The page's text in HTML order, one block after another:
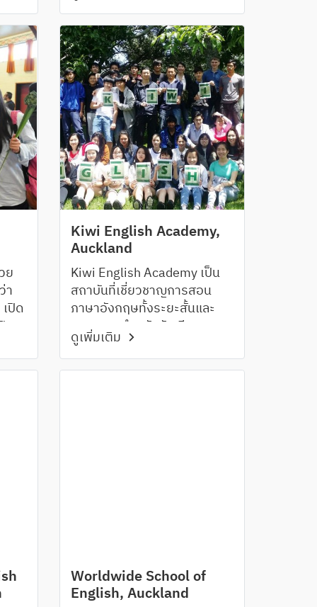
ซึ่งมีคุณภาพการเรียนการสอน
ในมาตรฐานสูงสุด
ย
า
ปิด
Kiwi English Academy,
Auckland
Kiwi English Academy เป็น
สถาบันที่เชี่ยวชาญการสอน
ภาษาอังกฤษทั้งระยะสั้นและ
ระยะยาว สำหรับนักเรียนอายุ
14 ปีขึ้นไป
ดูเพิ่มเติม
Worldwide School of
English, Auckland